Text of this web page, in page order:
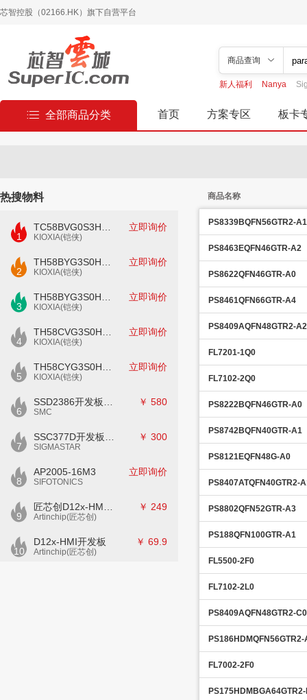
芯智控股（02166.HK）旗下自营平台
商品查询
新人福利 Nanya
全部商品分类 首页 方案专区 板卡
热搜物料
1 KIOXIA(铠侠)
立即询价
2 KIOXIA(铠侠)
立即询价
3 KIOXIA(铠侠)
立即询价
4 KIOXIA(铠侠)
立即询价
5 KIOXIA(铠侠)
立即询价
6 SMC
￥ 580
7 SIGMASTAR
￥ 300
8
AP2005-16M3
SIFOTONICS
立即询价
9 Artinchip(匠芯创)
￥ 249
10
D12x-HMI开发板
Artinchip(匠芯创)
￥ 69.9
商品名称
PS8339BQFN56GTR2-A1
PS8463EQFN46GTR-A2
PS8622QFN46GTR-A0
PS8461QFN66GTR-A4
PS8409AQFN48GTR2-A2
FL7201-1Q0
FL7102-2Q0
PS8222BQFN46GTR-A0
PS8742BQFN40GTR-A1
PS8121EQFN48G-A0
PS8407ATQFN40GTR2-
PS8802QFN52GTR-A3
PS188QFN100GTR-A1
FL5500-2F0
FL7102-2L0
PS8409AQFN48GTR2-C0
PS186HDMQFN56GTR2-
FL7002-2F0